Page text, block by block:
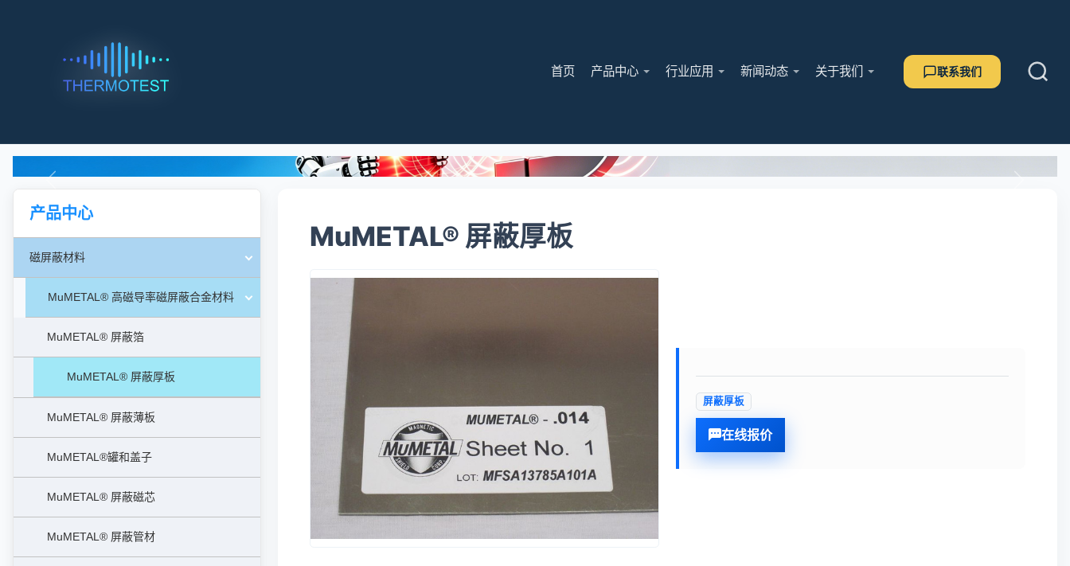
首页 产品中心 行业应用 新闻动态 关于我们 联系我们
产品中心
磁屏蔽材料
MuMETAL® 高磁导率磁屏蔽合金材料
MuMETAL® 屏蔽箔
MuMETAL® 屏蔽厚板
MuMETAL® 屏蔽薄板
MuMETAL®罐和盖子
MuMETAL® 屏蔽磁芯
MuMETAL® 屏蔽管材
MuMETAL® 屏蔽厚板
屏蔽厚板
在线报价